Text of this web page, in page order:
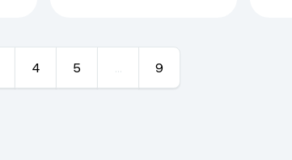
4 5 ... 9